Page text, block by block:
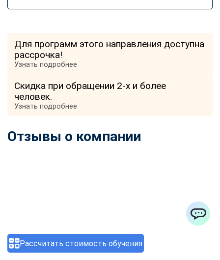
Рассчитать стоимость обучения
Для программ этого направления доступна
рассрочка!
Узнать подробнее
Скидка при обращении 2-х и более
человек.
Узнать подробнее
Отзывы о компании